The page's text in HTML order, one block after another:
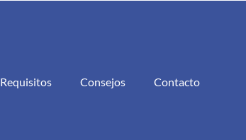
Requisitos Consejos Contacto